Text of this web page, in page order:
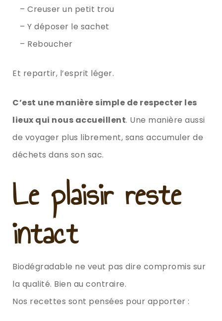
– Creuser un petit trou
– Y déposer le sachet
– Reboucher
Et repartir, l’esprit léger.
C’est une manière simple de respecter les
lieux qui nous accueillent. Une manière aussi
de voyager plus librement, sans accumuler de
déchets dans son sac.
Le plaisir reste
intact
Biodégradable ne veut pas dire compromis sur
la qualité. Bien au contraire.
Nos recettes sont pensées pour apporter :